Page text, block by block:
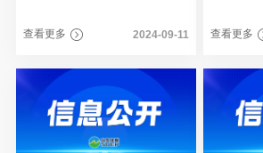
查看更多 2024-09-11 查看更多